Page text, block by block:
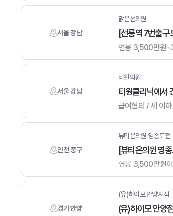
서울 강남
맑은선의원
[선릉역 7번출구
연봉 3,500만원
서울 강남
티원의원
티원클리닉에서
급여협의 / 세 이
인천 중구
뷰티온의원 영종도점
[뷰티온의원 영
연봉 3,500만원이
경기 안양
(유)하이모 안양지점
(유)하이모 안양